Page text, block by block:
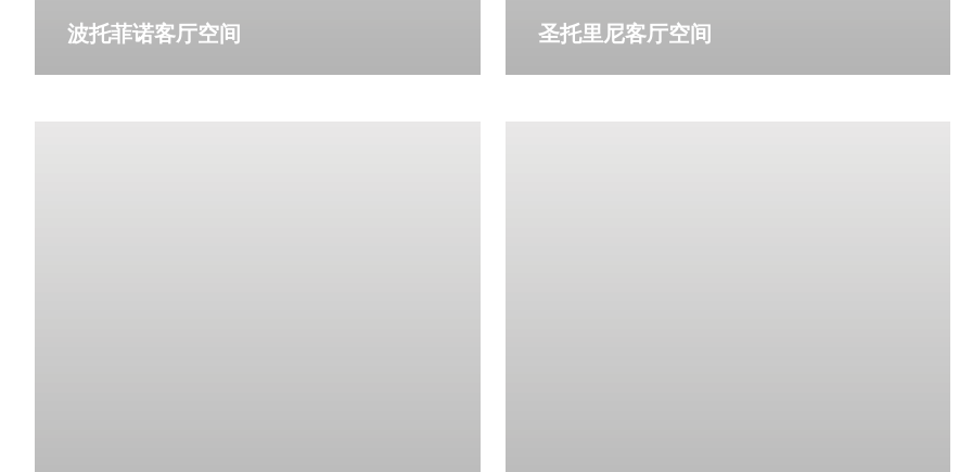
波托菲诺客厅空间
更多详情
圣托里尼客厅空间
更多详情